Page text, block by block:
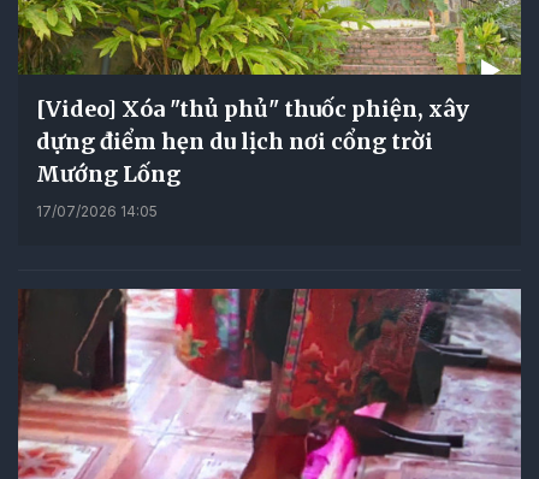
[Video] Xóa "thủ phủ" thuốc phiện, xây
dựng điểm hẹn du lịch nơi cổng trời
Mướng Lống
17/07/2026 14:05